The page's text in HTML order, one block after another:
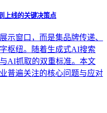
上线的关键决策点
示窗口，而是集品牌传递、
枢纽。随着生成式AI搜索
AI抓取的双重标准。本文
普遍关注的核心问题与应对